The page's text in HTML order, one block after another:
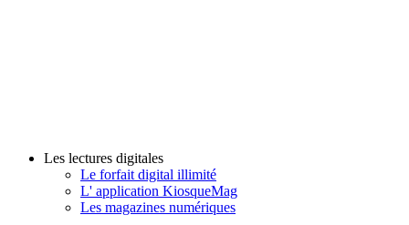
Les lectures digitales
Le forfait digital illimité
L' application KiosqueMag
Les magazines numériques